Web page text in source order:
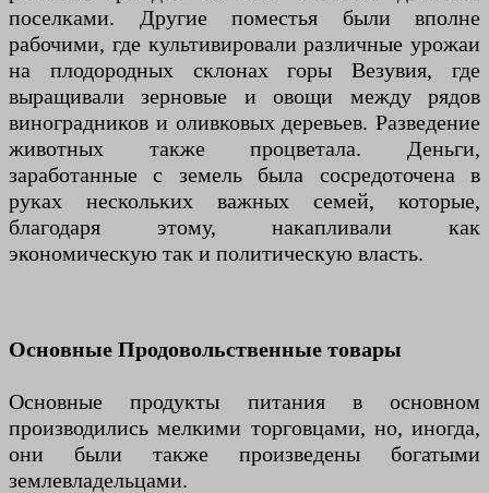
поселками. Другие поместья были вполне
рабочими, где культивировали различные урожаи
на плодородных склонах горы Везувия, где
выращивали зерновые и овощи между рядов
виноградников и оливковых деревьев. Разведение
животных также процветала. Деньги,
заработанные с земель была сосредоточена в
руках нескольких важных семей, которые,
благодаря этому, накапливали как
экономическую так и политическую власть.
Основные Продовольственные товары
Основные продукты питания в основном
производились мелкими торговцами, но, иногда,
они были также произведены богатыми
землевладельцами.